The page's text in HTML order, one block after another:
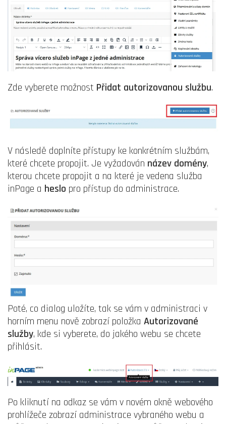
Zde vyberete možnost Přidat autorizovanou službu.
V následě doplníte přístupy ke konkrétním službám,
které chcete propojit. Je vyžadován název domény,
kterou chcete propojit a na které je vedena služba
inPage a heslo pro přístup do administrace.
Poté, co dialog uložíte, tak se vám v administraci v
horním menu nově zobrazí položka Autorizované
služby, kde si vyberete, do jakého webu se chcete
přihlásit.
Po kliknutí na odkaz se vám v novém okně webového
prohlížeče zobrazí administrace vybraného webu a